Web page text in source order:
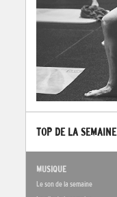
TOP DE LA SEMAINE
MUSIQUE
Le son de la semaine